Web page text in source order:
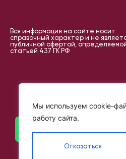
Мы используем cookie-
работу сайта.
Отказаться
Вся информация на сайте носит
справочный характер и не
публичной офертой,
статьей 437 ГК РФ